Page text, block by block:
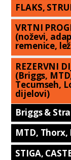
FLAKS,
VRTNI
(noževi,
remenice,
REZERVNI
(Briggs,
Tecumseh,
dijelovi)
Briggs &
MTD,
STIGA,